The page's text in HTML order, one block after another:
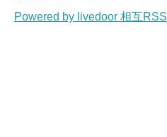
Powered by livedoor 相互RSS